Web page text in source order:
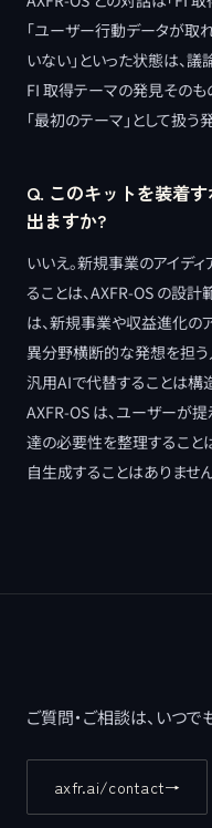
「ユーザー行動データが取
いない」といった状態は、
FI 取得テーマの発見そのも
「最初のテーマ」として扱う
Q. このキットを装着
出ますか?
いいえ。新規事業のアイデ
ることは、AXFR-OS の設
は、新規事業や収益進化
異分野横断的な発想を担う
汎用AIで代替することは構
AXFR-OS は、ユーザーが提
達の必要性を整理すること
自生成することはありません
ご質問・ご相談は、いつで
axfr.ai/contact→